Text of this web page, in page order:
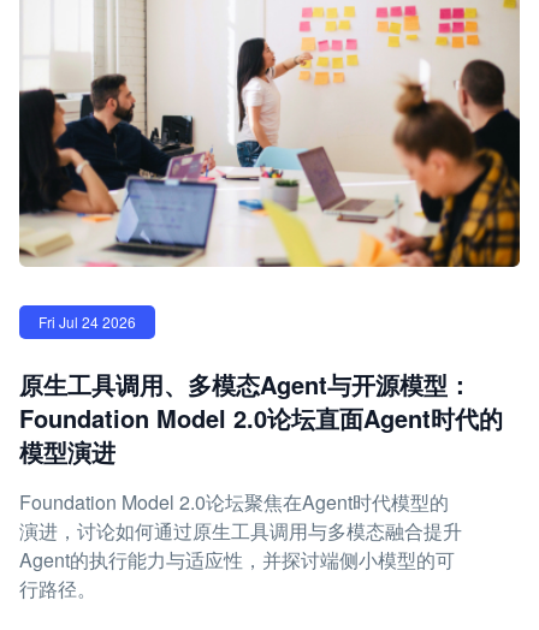
Fri Jul 24 2026
原生工具调用、多模态Agent与开源模型：
Foundation Model 2.0论坛直面Agent时代的
模型演进
Foundation Model 2.0论坛聚焦在Agent时代模型的
演进，讨论如何通过原生工具调用与多模态融合提升
Agent的执行能力与适应性，并探讨端侧小模型的可
行路径。